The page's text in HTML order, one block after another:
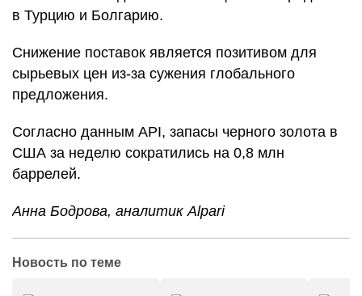
в Турцию и Болгарию.
Снижение поставок является позитивом для
сырьевых цен из-за сужения глобального
предложения.
Согласно данным API, запасы черного золота в
США за неделю сократились на 0,8 млн
баррелей.
Анна Бодрова, аналитик Alpari
Новость по теме